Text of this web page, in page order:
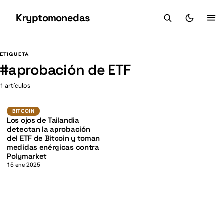
Kryptomonedas
ETIQUETA
#aprobación de ETF
1 artículos
BITCOIN K
BITCOIN
Los ojos de Tailandia
detectan la aprobación
del ETF de Bitcoin y toman
medidas enérgicas contra
Polymarket
15 ene 2025